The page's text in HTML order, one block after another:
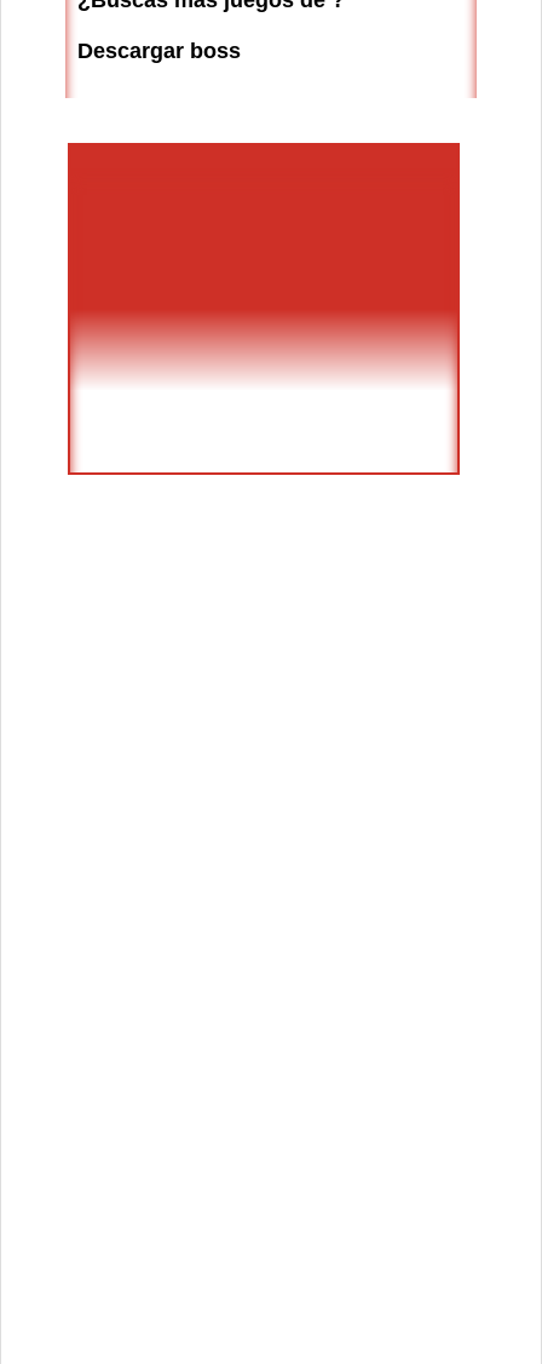
Descargar boss